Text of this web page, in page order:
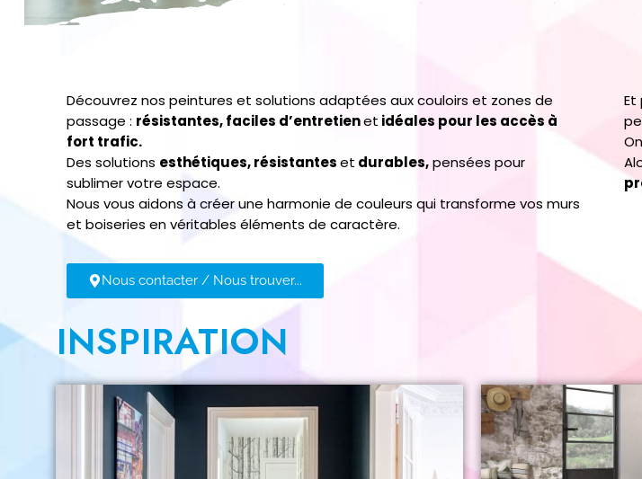
Découvrez nos peintures et solutions adaptées aux couloirs et zones de
passage : résistantes, faciles d’entretienet idéales pour les accès à
fort trafic.
Des solutions esthétiques, résistanteset durables,pensées pour
sublimer votre espace.
Nous vous aidons à créer une harmonie de couleurs qui transforme vos murs
et boiseries en véritables éléments de caractère.
Nous contacter / Nous trouver...
Et
INSPIRATION